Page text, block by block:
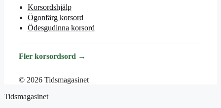
Korsordshjälp
Ögonfärg korsord
Ödesgudinna korsord
Fler korsordsord →
© 2026 Tidsmagasinet
Tidsmagasinet